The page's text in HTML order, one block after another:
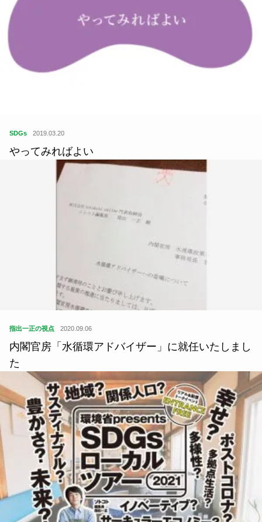
SDGs 2019.03.20
やってみればよい
指出一正の視点 2020.09.06
内閣官房「水循環アドバイザー」に就任いたしまし
た